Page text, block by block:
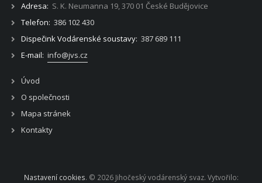
Adresa: S. K. Neumanna 19, 370 01 České Budějovice
Telefon: 386 102 430
Dispečink Vodárenské soustavy: 387 689 111
E-mail: info@jvs.cz
Úvod
O společnosti
Mapa stránek
Kontakty
Nastavení cookies. © 2026 Jihočeský vodárenský svaz. Vytvořilo: